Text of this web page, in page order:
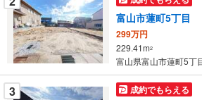
を
マ
イ
ペ
ー
ジ
富山市蓮町5丁目
299万円
229.41m2
富山県富山市蓮町5丁
3 成約でもらえる